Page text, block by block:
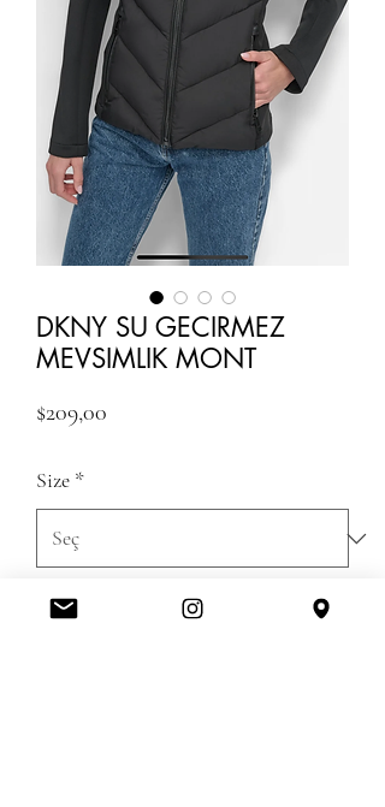
DKNY SU GECIRMEZ
MEVSIMLIK MONT
$209,00
Size *
Color